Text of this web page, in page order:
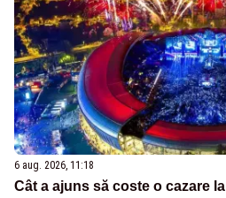
6 aug. 2026, 11:18
Cât a ajuns să coste o cazare